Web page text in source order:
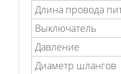
Длина провода
Выключатель
Давление
Диаметр шлангов